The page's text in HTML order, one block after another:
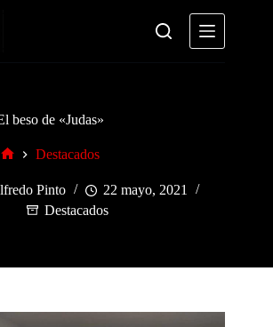
beso de «Judas»
Destacados
Pinto
22 mayo, 2021
Destacados